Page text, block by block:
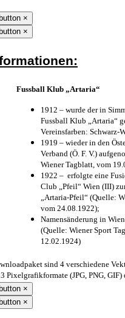
×
×
Fussball Klub „Artaria“
1912 – wurde der in
Fussball Klub „Artaria“
Vereinsfarben: Schwarz-
1919 – wieder in den
Verband (Ö. F. V.)
Wiener Tagblatt, vom
1922 – erfolgte eine
Club „Pfeil“ Wien (III)
„Artaria-Pfeil“ (Quelle:
vom 24.08.1922);
Namensänderung in
(Quelle: Wiener Sport
12.02.1924)
sind 4 verschiedene
Pixelgrafikformate (JPG, PNG, GIF)
×
×